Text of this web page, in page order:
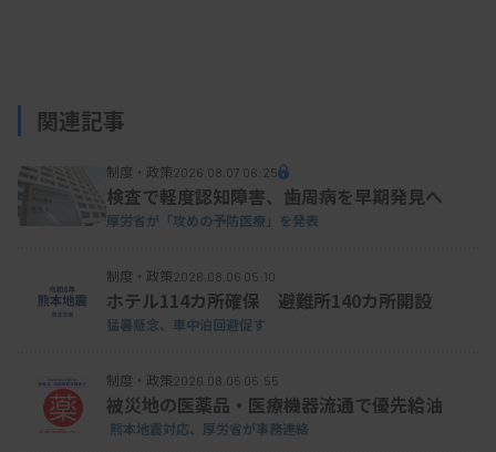
関連記事
制度・政策2026.08.07 06:25
検査で軽度認知障害、歯周病を早期発見へ
厚労省が「攻めの予防医療」を発表
制度・政策2026.08.06 05:10
ホテル114カ所確保 避難所140カ所開設
猛暑懸念、車中泊回避促す
制度・政策2026.08.05 05:55
被災地の医薬品・医療機器流通で優先給油
熊本地震対応、厚労省が事務連絡